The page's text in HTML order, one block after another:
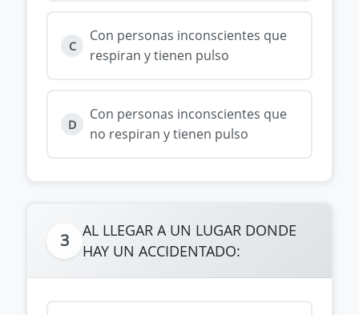
C
Con personas inconscientes que
respiran y tienen pulso
D
Con personas inconscientes que
no respiran y tienen pulso
3
AL LLEGAR A UN LUGAR DONDE
HAY UN ACCIDENTADO: